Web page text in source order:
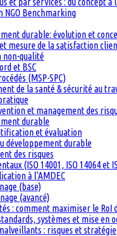
NGO Benchmarking
durable: évolution et
mesure de la satisfaction
non-qualité
et BSC
(MSP-SPC)
de la santé & sécurité au
et management des
durable
et évaluation
développement durable
des risques
(ISO 14001, ISO 14064 et
à l’AMDEC
(base)
(avancé)
: comment maximiser le RoI
systèmes et mise en
: risques et stratégie